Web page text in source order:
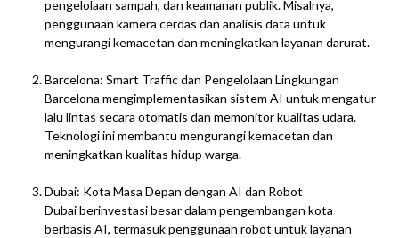
pengelolaan sampah, dan keamanan publik. Misalnya,
penggunaan kamera cerdas dan analisis data untuk
mengurangi kemacetan dan meningkatkan layanan darurat.
Barcelona: Smart Traffic dan Pengelolaan Lingkungan
Barcelona mengimplementasikan sistem AI untuk mengatur
lalu lintas secara otomatis dan memonitor kualitas udara.
Teknologi ini membantu mengurangi kemacetan dan
meningkatkan kualitas hidup warga.
Dubai: Kota Masa Depan dengan AI dan Robot
Dubai berinvestasi besar dalam pengembangan kota
berbasis AI, termasuk penggunaan robot untuk layanan